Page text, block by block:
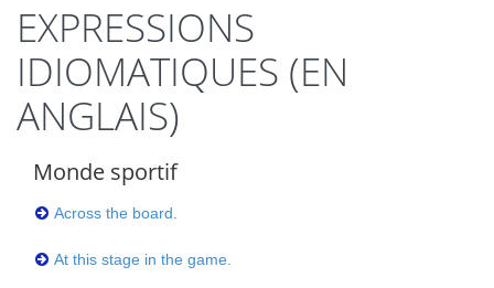
EXPRESSIONS
IDIOMATIQUES (EN
ANGLAIS)
Monde sportif
Across the board.
At this stage in the game.